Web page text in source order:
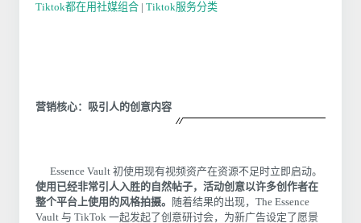
Tiktok都在用社媒组合 | Tiktok服务分类
营销核心：吸引人的创意内容
Essence Vault 初使用现有视频资产在资源不足时立即启动。
使用已经非常引人入胜的自然帖子，活动创意以许多创作者在
整个平台上使用的风格拍摄。
随着结果的出现，The Essence
Vault 与 TikTok 一起发起了创意研讨会，为新广告设定了愿景